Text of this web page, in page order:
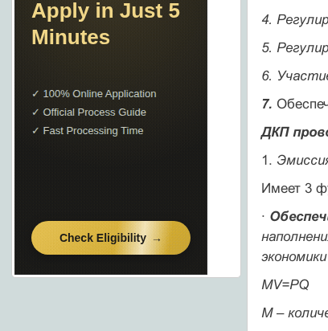
4.
5.
6.
7.
ДКП
1.
Имеет 3
·
MV=PQ
M –